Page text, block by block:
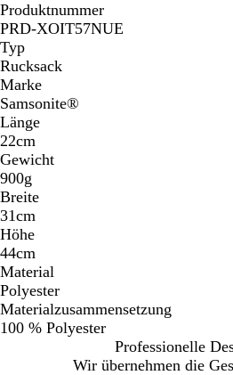
Produktnummer
PRD-XOIT57NUE
Typ
Rucksack
Marke
Samsonite®
Länge
22cm
Gewicht
900g
Breite
31cm
Höhe
44cm
Material
Polyester
Materialzusammensetzung
100 % Polyester
Professionelle
Wir übernehmen die